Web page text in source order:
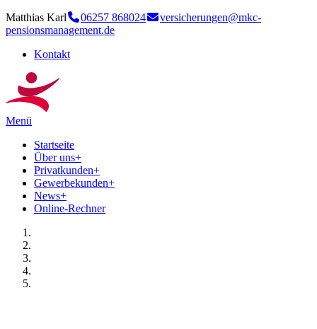
Matthias Karl 06257 868024
versicherungen@mkc-
pensionsmanagement.de
Kontakt
Menü
Startseite
Über uns+
Privatkunden+
Gewerbekunden+
News+
Online-Rechner